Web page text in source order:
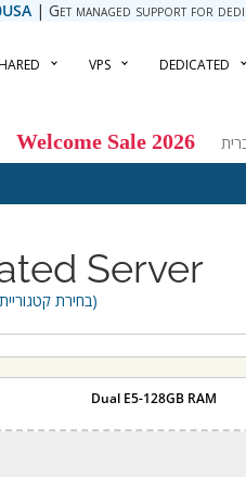
| Get managed support for
VPS DEDICATED
Welcome Sale 2026
Server
(בחירת קטגוריית מוצרים אחרת)
Dual E5-128GB RAM